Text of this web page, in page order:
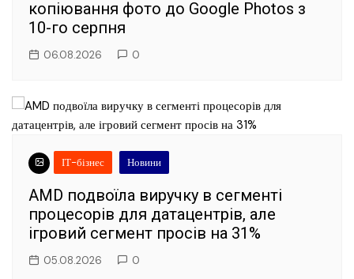
копіювання фото до Google Photos з
10-го серпня
06.08.2026 0
ІТ-бізнес Новини
AMD подвоїла виручку в сегменті
процесорів для датацентрів, але
ігровий сегмент просів на 31%
05.08.2026 0